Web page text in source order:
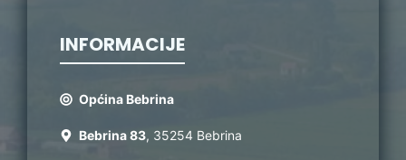
INFORMACIJE
Općina Bebrina
Bebrina 83, 35254 Bebrina